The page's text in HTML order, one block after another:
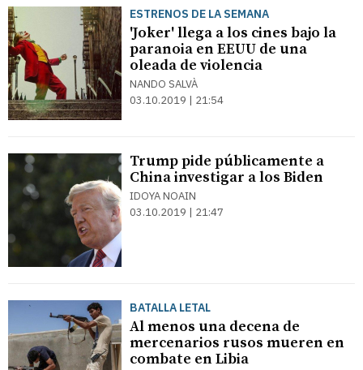
ESTRENOS DE LA SEMANA
'Joker' llega a los cines bajo la
paranoia en EEUU de una
oleada de violencia
NANDO SALVÀ
03.10.2019 | 21:54
Trump pide públicamente a
China investigar a los Biden
IDOYA NOAIN
03.10.2019 | 21:47
BATALLA LETAL
Al menos una decena de
mercenarios rusos mueren en
combate en Libia